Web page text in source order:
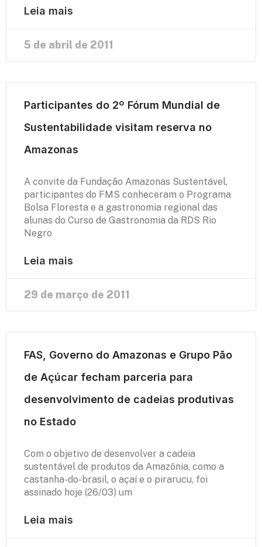
Leia mais
5 de abril de 2011
Participantes do 2º Fórum Mundial de
Sustentabilidade visitam reserva no
Amazonas
A convite da Fundação Amazonas Sustentável,
participantes do FMS conheceram o Programa
Bolsa Floresta e a gastronomia regional das
alunas do Curso de Gastronomia da RDS Rio
Negro
Leia mais
29 de março de 2011
FAS, Governo do Amazonas e Grupo Pão
de Açúcar fecham parceria para
desenvolvimento de cadeias produtivas
no Estado
Com o objetivo de desenvolver a cadeia
sustentável de produtos da Amazônia, como a
castanha-do-brasil, o açaí e o pirarucu, foi
assinado hoje (26/03) um
Leia mais